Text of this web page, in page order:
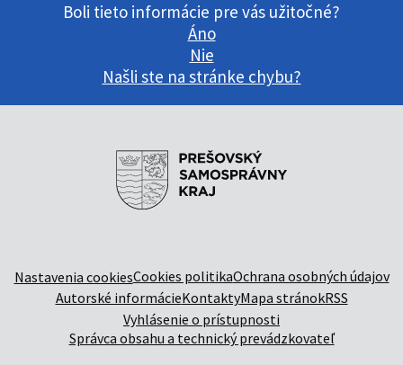
Boli tieto informácie pre vás užitočné?
Áno
Nie
Našli ste na stránke chybu?
Nastavenia cookiesCookies politikaOchrana osobných údajov
Autorské informácieKontaktyMapa stránokRSS
Vyhlásenie o prístupnosti
Správca obsahu a technický prevádzkovateľ